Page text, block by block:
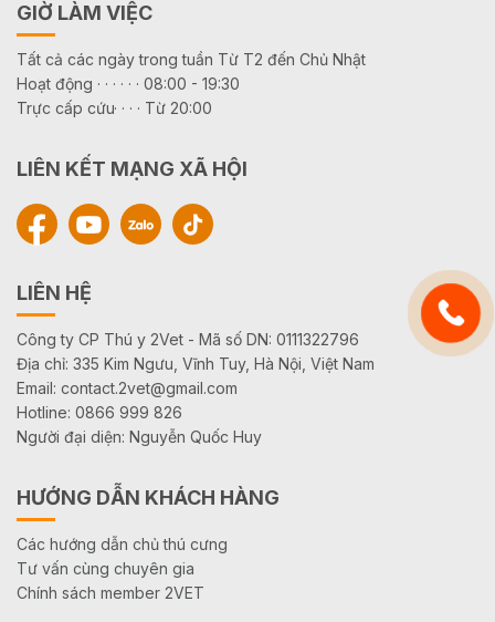
GIỜ LÀM VIỆC
Tất cả các ngày trong tuần Từ T2 đến Chủ Nhật
Hoạt động · · · · · · 08:00 - 19:30
Trực cấp cứu· · · · Từ 20:00
LIÊN KẾT MẠNG XÃ HỘI
LIÊN HỆ
Công ty CP Thú y 2Vet - Mã số DN: 0111322796
Địa chỉ: 335 Kim Ngưu, Vĩnh Tuy, Hà Nội, Việt Nam
Email: contact.2vet@gmail.com
Hotline: 0866 999 826
Người đại diện: Nguyễn Quốc Huy
HƯỚNG DẪN KHÁCH HÀNG
Các hướng dẫn chủ thú cưng
Tư vấn cùng chuyên gia
Chính sách member 2VET